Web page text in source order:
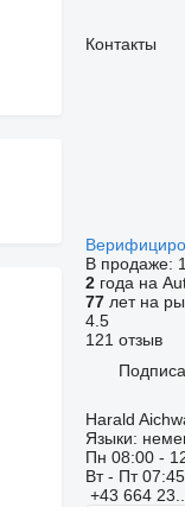
Контакты
В продаже:
2года на
77лет на
4.5
121 отзыв
Harald
Языки:
Пн 08:00 -
Вт - Пт
+43 664 23...